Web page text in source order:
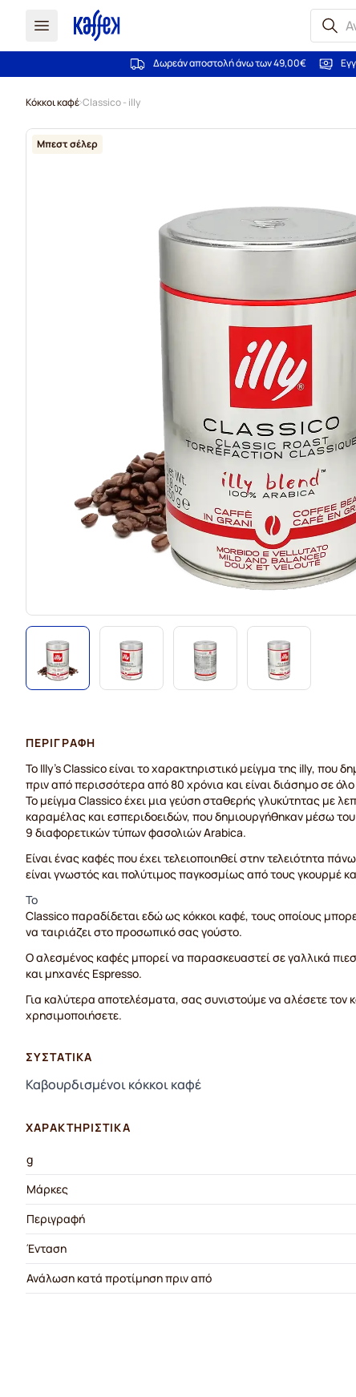
Δωρεάν αποστολή άνω των 49,00€
Κόκκοι καφέ Classico - illy
Μπεστ σέλερ
ΠΕΡΙΓΡΑΦΉ
Το Illy's Classico είναι το χαρακτηριστικό μείγμα της illy, που
πριν από περισσότερα από 80 χρόνια και είναι διάσημο σε
Το μείγμα Classico έχει μια γεύση σταθερής γλυκύτητας με
καραμέλας και εσπεριδοειδών, που δημιουργήθηκαν μέσω
9 διαφορετικών τύπων φασολιών Arabica.
Είναι ένας καφές που έχει τελειοποιηθεί στην τελειότητα
είναι γνωστός και πολύτιμος παγκοσμίως από τους γκουρμέ
Το
Classico παραδίδεται εδώ ως κόκκοι καφέ, τους οποίους
να ταιριάζει στο προσωπικό σας γούστο.
Ο αλεσμένος καφές μπορεί να παρασκευαστεί σε γαλλικά
και μηχανές Espresso.
Για καλύτερα αποτελέσματα, σας συνιστούμε να αλέσετε τον
χρησιμοποιήσετε.
ΣΥΣΤΑΤΙΚΆ
Καβουρδισμένοι κόκκοι καφέ
ΧΑΡΑΚΤΗΡΙΣΤΙΚΆ
g
Μάρκες
Περιγραφή
Ένταση
Ανάλωση κατά προτίμηση πριν από